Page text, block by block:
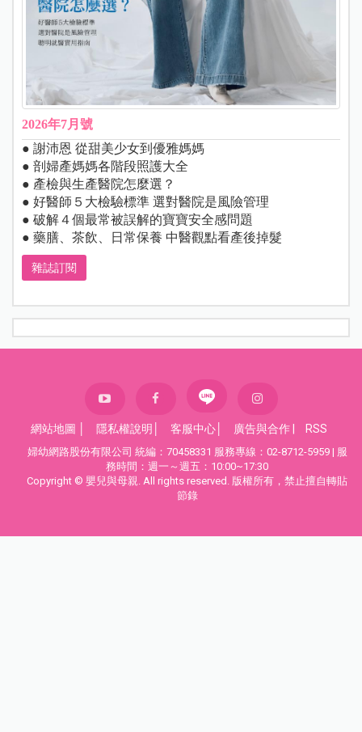
2026年7月號
● 謝沛恩 從甜美少女到優雅媽媽
● 剖婦產媽媽各階段照護大全
● 產檢與生產醫院怎麼選？
● 好醫師５大檢驗標準 選對醫院是風險管理
● 破解４個最常被誤解的寶寶安全感問題
● 藥膳、茶飲、日常保養 中醫觀點看產後掉髮
雜誌訂閱
網站地圖 隱私權說明 客服中心 廣告與合作 RSS
婦幼網路股份有限公司 統編：70458331 服務專線：02-8712-5959 | 服
務時間：週一～週五：10:00~17:30
Copyright © 嬰兒與母親. All rights reserved. 版權所有，禁止擅自轉貼
節錄